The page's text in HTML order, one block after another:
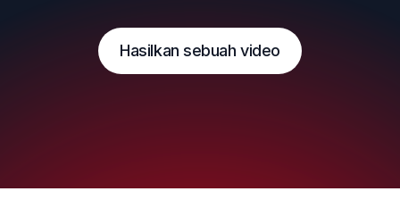
Hasilkan sebuah video